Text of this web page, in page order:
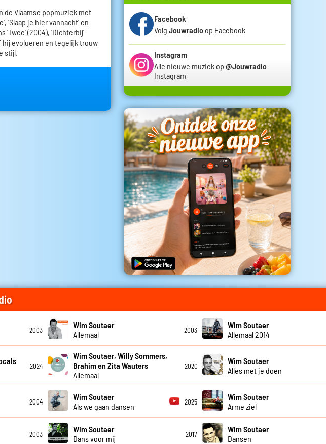
de Vlaamse popmuziek met
'Slaap je hier vannacht' en
'Twee' (2004), 'Dichterbij'
hij evolueren en tegelijk trouw
stijl.
Facebook
Volg Jouwradio op Facebook
Instagram
Alle nieuwe muziek op @Jouwradio
Instagram
2003
Wim Soutaer
Allemaal
2003
Wim Soutaer
Allemaal 2014
2024
Wim Soutaer, Willy Sommers,
Brahim en Zita Wauters
Allemaal
2020
Wim Soutaer
Alles met je doen
2004
Wim Soutaer
Als we gaan dansen
2025
Wim Soutaer
Arme ziel
2003
Wim Soutaer
Dans voor mij
2017
Wim Soutaer
Dansen